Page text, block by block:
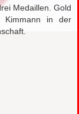
Medaillen. Gold
Kimmann in der